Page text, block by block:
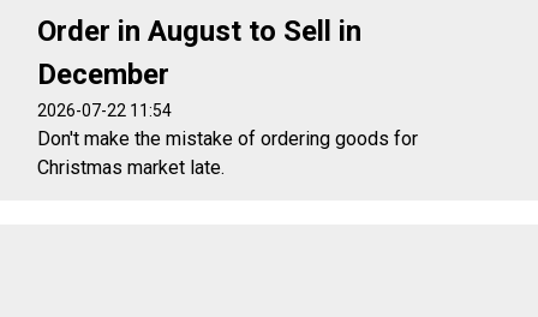
Order in August to Sell in
December
2026-07-22 11:54
Don't make the mistake of ordering goods for
Christmas market late.